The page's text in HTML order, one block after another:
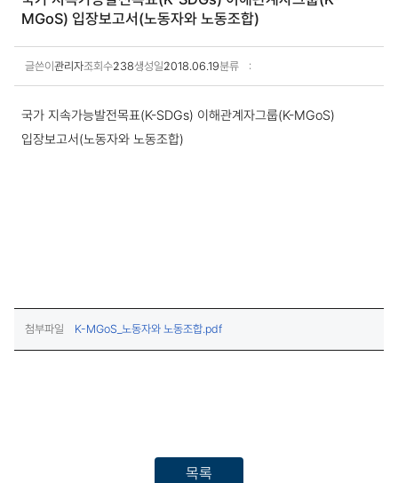
#6 빈곤
#7 un
MGoS) 입장보고서(노동자와 노동조합)
글쓴이 관리자조회수238생성일2018.06.19분류
국가 지속가능발전목표(K-SDGs) 이해관계자그룹(K-MGoS)
입장보고서(노동자와 노동조합)
첨부파일 K-MGoS_노동자와 노동조합.pdf(다운로드)
목록